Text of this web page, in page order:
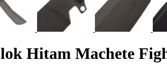
Hitam Machete